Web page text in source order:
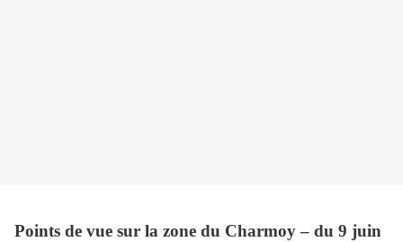
Points de vue sur la zone du Charmoy – du 9 juin